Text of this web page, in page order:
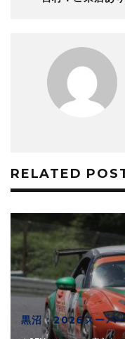
RELATED
黒沼：2026スーパ